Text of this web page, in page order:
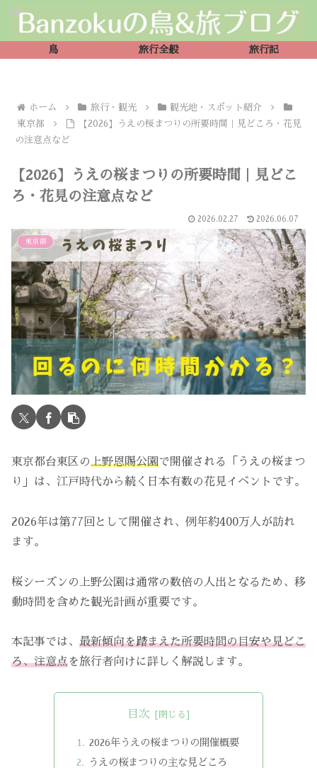
鳥 旅行全般 旅行記
ホーム 旅行・観光
観光地・スポット紹介
東京都
【2026】うえの桜まつりの所要時間｜見どころ・花見
の注意点など
【2026】うえの桜まつりの所要時間｜見どこ
ろ・花見の注意点など
2026.02.27 2026.06.07
東京都
東京都台東区の上野恩賜公園で開催される「うえの桜まつ
り」は、江戸時代から続く日本有数の花見イベントです。
2026年は第77回として開催され、例年約400万人が訪れ
ます。
桜シーズンの上野公園は通常の数倍の人出となるため、移
動時間を含めた観光計画が重要です。
本記事では、 最新傾向を踏まえた所要時間の目安や見どこ
ろ、注意点を旅行者向けに詳しく解説します。
目次
2026年うえの桜まつりの開催概要
うえの桜まつりの主な見どころ